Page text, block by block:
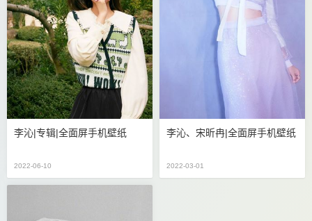
李沁|专辑|全面屏手机壁纸
2022-06-10
李沁、宋昕冉|全面屏手机壁纸
2022-03-01